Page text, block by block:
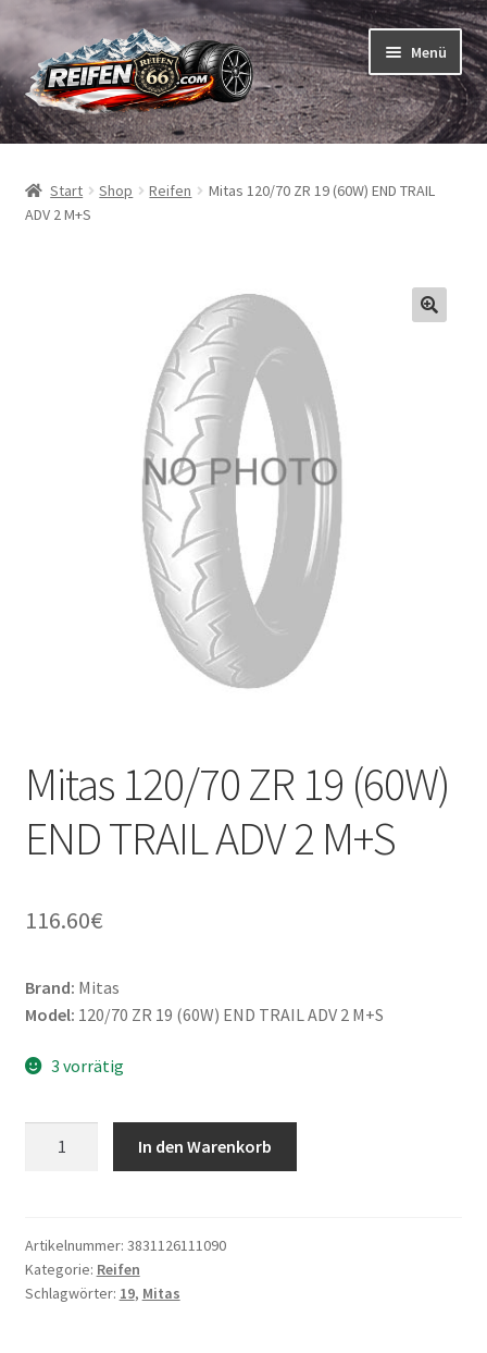
Zur
Navigation
springen
Zum
Inhalt
springen
Menü
Reifen
Schläuche
Start Shop Reifen
Mitas 120/70 ZR 19 (60W) END TRAIL
ADV 2 M+S
Mitas 120/70 ZR 19 (60W)
END TRAIL ADV 2 M+S
116.60€
Brand: Mitas
Model: 120/70 ZR 19 (60W) END TRAIL ADV 2 M+S
3 vorrätig
(60W)
END
TRAIL
In den Warenkorb
Artikelnummer: 3831126111090
Kategorie: Reifen
Schlagwörter: 19, Mitas